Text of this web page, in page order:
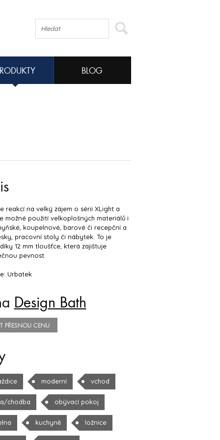
BLOG
reakcí na velký zájem o sérii XLight a
možné použití velkoplošných materiálů i
koupelnové, barové či recepční a
pracovní stoly či nábytek. To je
12 mm tloušťce, která zajištuje
pevnost.
Urbatek
Design Bath
PŘESNOU CENU
moderní vchod
chodba obývací pokoj
kuchyně ložnice